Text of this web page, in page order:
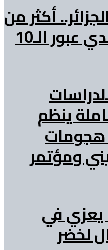
أكثر من
300 سباحا في تحدي عبور الـ10
ينظم
هجومات
ومؤتمر
يعزي في
لخضر